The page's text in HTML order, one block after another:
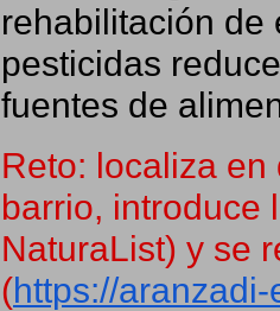
rehabilitación de
pesticidas
fuentes de
Reto: localiza
barrio, introduce
NaturaList) y se
(https://